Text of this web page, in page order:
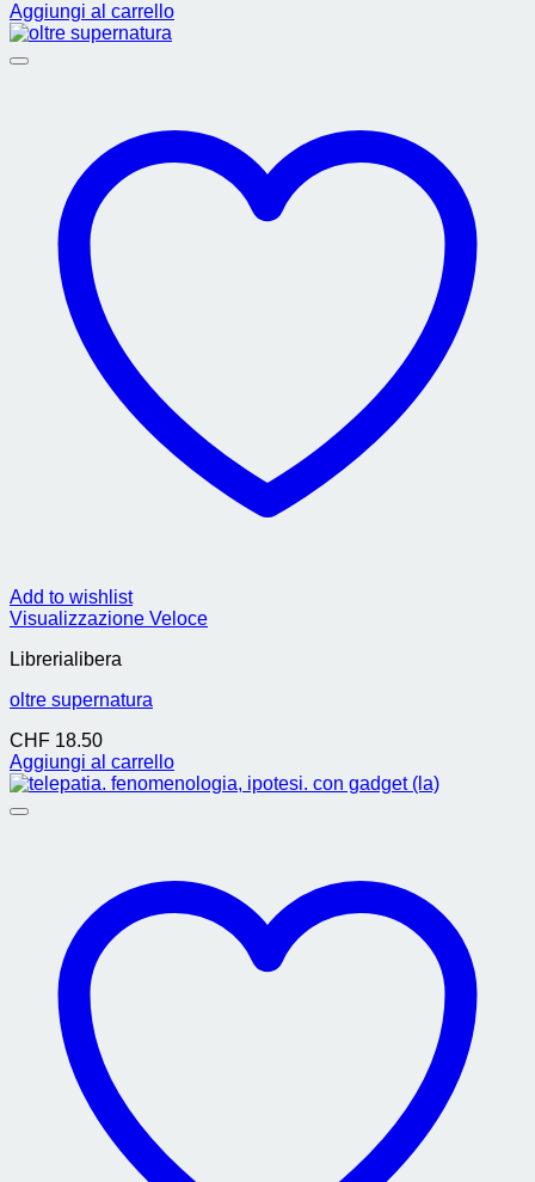
Aggiungi al carrello
Add to wishlist
Visualizzazione Veloce
Librerialibera
oltre supernatura
CHF 18.50
Aggiungi al carrello